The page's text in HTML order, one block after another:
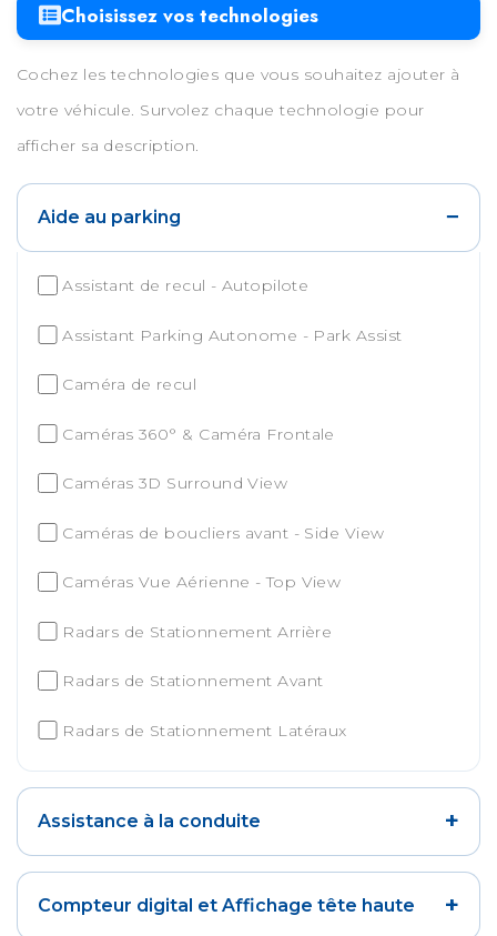
Choisissez vos technologies
Cochez les technologies que vous souhaitez ajouter à
votre véhicule. Survolez chaque technologie pour
afficher sa description.
Aide au parking −
Assistant de recul - Autopilote
Assistant Parking Autonome - Park Assist
Caméra de recul
Caméras 360° & Caméra Frontale
Caméras 3D Surround View
Caméras de boucliers avant - Side View
Caméras Vue Aérienne - Top View
Radars de Stationnement Arrière
Radars de Stationnement Avant
Radars de Stationnement Latéraux
Assistance à la conduite +
Compteur digital et Affichage tête haute +